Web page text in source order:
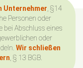
Unternehmer , §14
Personen oder
bei Abschluss eines
oder
Wir schließen
, § 13 BGB.